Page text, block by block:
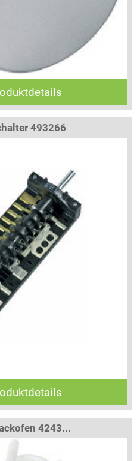
493266
4243...